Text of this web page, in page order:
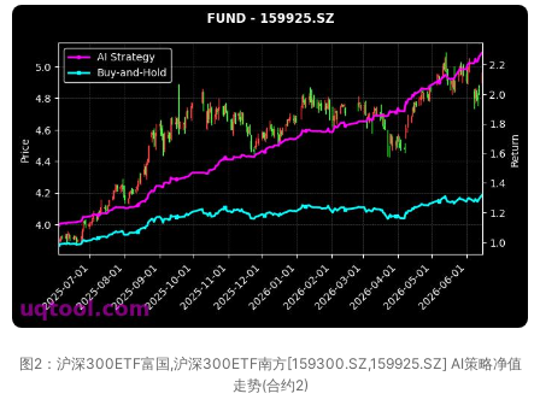
图2：沪深300ETF富国,沪深300ETF南方[159300.SZ,159925.SZ] AI策略净值
走势(合约2)